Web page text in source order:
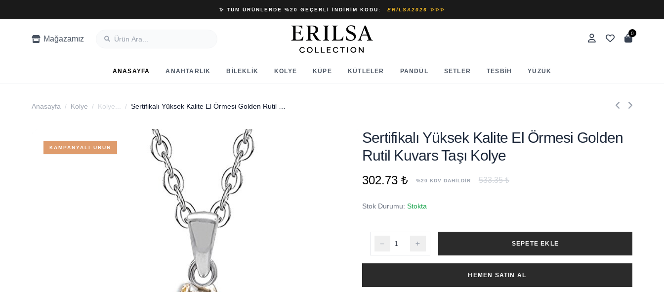
✨ TÜM ÜRÜNLERDE %20 GEÇERLI İNDIRIM KODU: ERILSA2026 ✨✨✨
Mağazamız
0
ANASAYFA ANAHTARLIK BILEKLIK KOLYE KÜPE KÜTLELER PANDÜL SETLER TESBIH YÜZÜK
Anasayfa / Kolye / Kolye... /
KAMPANYALI ÜRÜN
Sertifikalı Yüksek Kalite El Örmesi Golden
Rutil Kuvars Taşı Kolye
302.73 ₺ %20 KDV DAHİLDİR 533.35 ₺
Stok Durumu: Stokta
SEPETE EKLE
HEMEN SATIN AL